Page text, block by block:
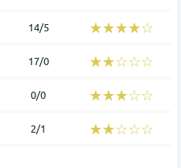
14/5 ☆☆☆☆☆
★★★★★
17/0 ☆☆☆☆☆
★★★★★
0/0 ☆☆☆☆☆
★★★★★
2/1 ☆☆☆☆☆
★★★★★